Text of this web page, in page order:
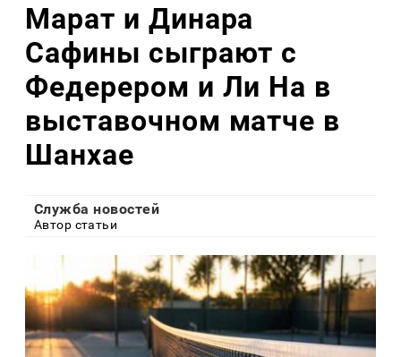
Марат и Динара
Сафины сыграют с
Федерером и Ли На в
выставочном матче в
Шанхае
Служба новостей
Автор статьи